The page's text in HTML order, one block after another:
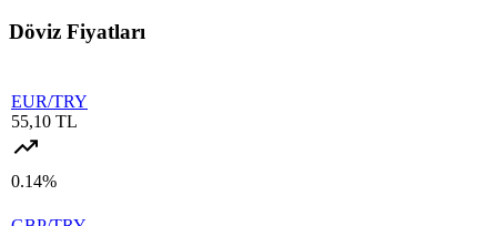
Döviz Fiyatları
EUR/TRY
55,10 TL
0.14%